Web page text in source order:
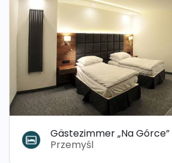
Gästezimmer „Na Górce”
Przemyśl